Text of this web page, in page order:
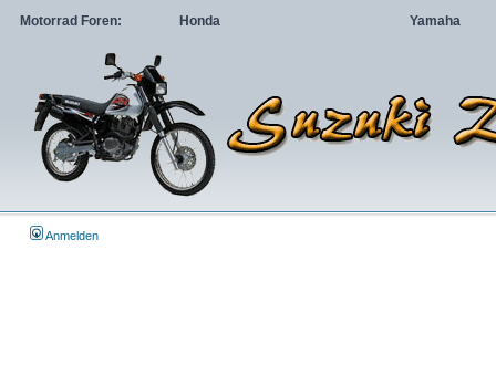
Motorrad Foren: Honda Yamaha
Anmelden